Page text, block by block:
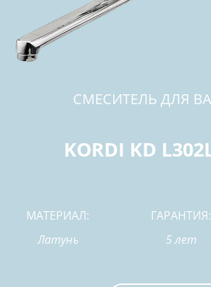
СМЕСИТЕЛЬ ДЛЯ
KORDI KD
МАТЕРИАЛ:
ГАРАНТИЯ:
Латунь
5 лет